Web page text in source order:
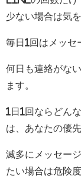
少ない場合は気
毎日1回はメッセ
何日も連絡がな
ます。
1日1回ならどん
は、あなたの優
滅多にメッセー
たい場合は危険